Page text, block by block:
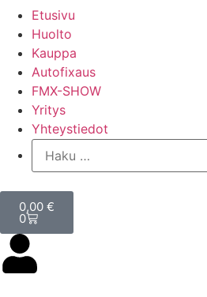
Etusivu
Huolto
Kauppa
Autofixaus
FMX-SHOW
Yritys
Yhteystiedot
0,00 €
0